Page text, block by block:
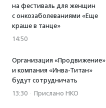
на фестиваль для женщин
с онкозаболеваниями «Еще
краше в танце»
14:50
Организация «Продвижение»
и компания «Инва-Титан»
будут сотрудничать
13:30 · Прислано НКО